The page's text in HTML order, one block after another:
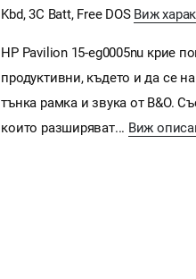
Kbd, 3C Batt, Free DOS Виж
HP Pavilion 15-eg0005nu крие
продуктивни, където и да се
тънка рамка и звука от B&O.
които разширяват... Виж